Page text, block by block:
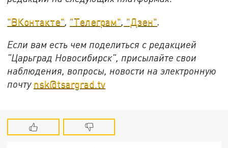
"ВКонтакте" "Телеграм" "Дзен"
Если вам есть чем поделиться с редакцией
"Царьград Новосибирск", присылайте свои
наблюдения, вопросы, новости на электронную
почту nsk@tsargrad.tv